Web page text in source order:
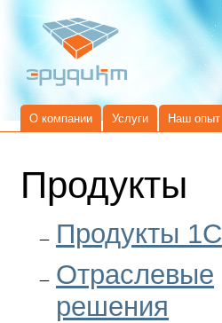
О компании Услуги Наш опыт
Продукты
Продукты 1C
Отраслевые
решения